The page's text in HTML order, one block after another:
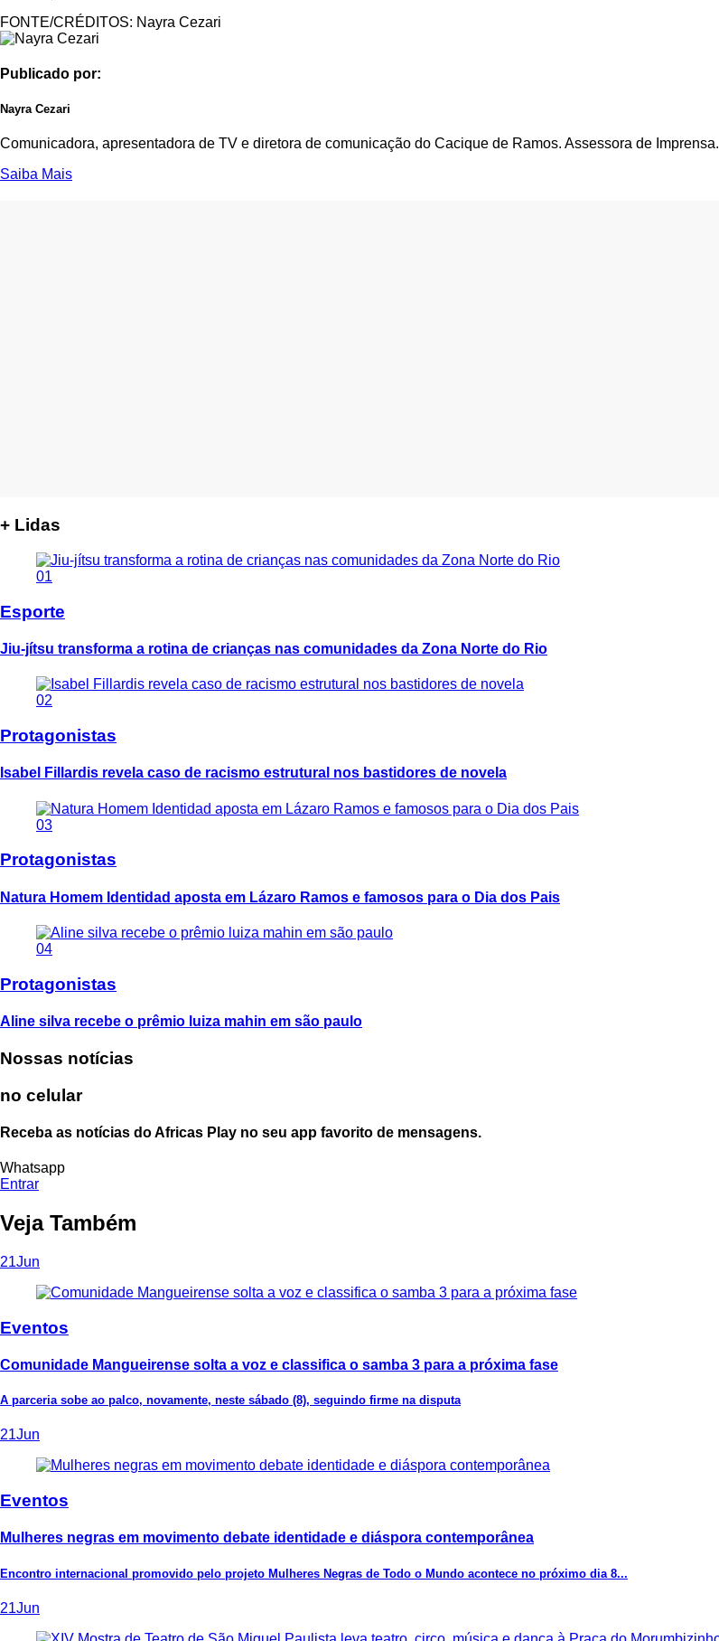
FONTE/CRÉDITOS: Nayra Cezari
Publicado por:
Nayra Cezari
Comunicadora, apresentadora de TV e diretora de comunicação do Cacique de Ramos. Assessora de Imprensa.
Saiba Mais
+ Lidas
01
Esporte
Jiu-jítsu transforma a rotina de crianças nas comunidades da Zona Norte do Rio
02
Protagonistas
Isabel Fillardis revela caso de racismo estrutural nos bastidores de novela
03
Protagonistas
Natura Homem Identidad aposta em Lázaro Ramos e famosos para o Dia dos Pais
04
Protagonistas
Aline silva recebe o prêmio luiza mahin em são paulo
Nossas notícias
no celular
Receba as notícias do Africas Play no seu app favorito de mensagens.
Whatsapp
Entrar
Veja Também
21Jun
Eventos
Comunidade Mangueirense solta a voz e classifica o samba 3 para a próxima fase
A parceria sobe ao palco, novamente, neste sábado (8), seguindo firme na disputa
21Jun
Eventos
Mulheres negras em movimento debate identidade e diáspora contemporânea
Encontro internacional promovido pelo projeto Mulheres Negras de Todo o Mundo acontece no próximo dia 8...
21Jun